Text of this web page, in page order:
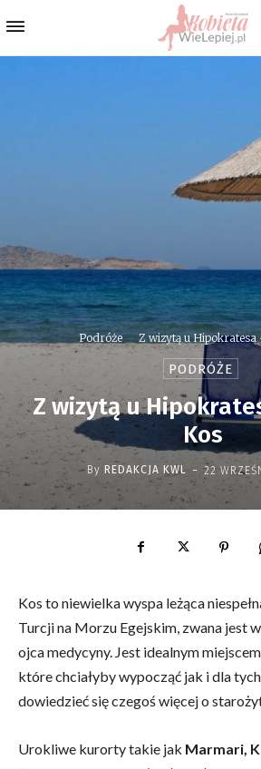
Podróże Z wizytą u
PODRÓŻE
Z wizytą u
Kos
By REDAKCJA KWL - 22
Kos to niewielka wyspa leżąca
Turcji na Morzu Egejskim, zwana jest
ojca medycyny. Jest idealnym
które chciałyby wypocząć jak i dla
dowiedzieć się czegoś więcej o
Urokliwe kurorty takie jak Marmari,